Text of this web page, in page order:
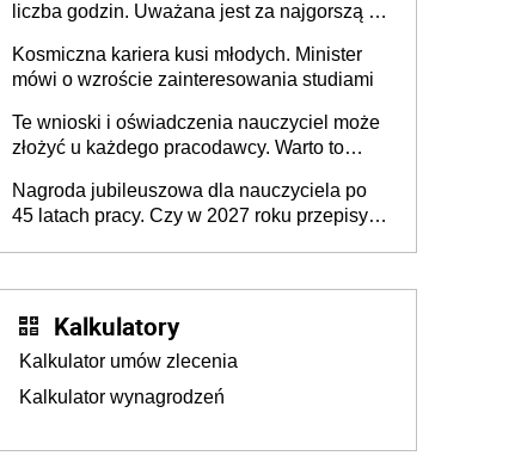
liczba godzin. Uważana jest za najgorszą -
Kosmiczna kariera kusi młodych. Minister
mówi o wzroście zainteresowania studiami
Te wnioski i oświadczenia nauczyciel może
złożyć u każdego pracodawcy. Warto to
szkolnego 2026/2027
Nagroda jubileuszowa dla nauczyciela po
45 latach pracy. Czy w 2027 roku przepisy
Kalkulatory
Kalkulator umów zlecenia
Kalkulator wynagrodzeń